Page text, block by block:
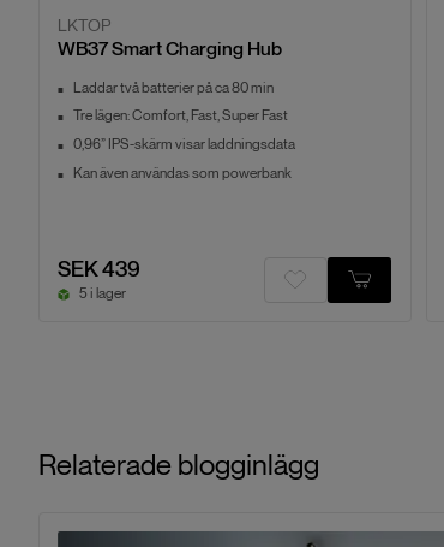
LKTOP
WB37 Smart Charging Hub
Laddar två batterier på ca 80 min
Tre lägen: Comfort, Fast, Super Fast
0,96” IPS-skärm visar laddningsdata
Kan även användas som powerbank
SEK 439
5 i lager
Relaterade blogginlägg